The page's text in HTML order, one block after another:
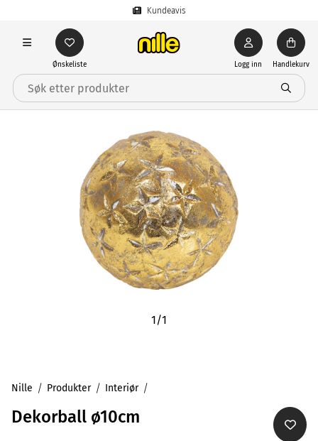
Kundeavis
Ønskeliste Logg inn Handlekurv
1/1
Nille Produkter Interiør
Dekorball ø10cm